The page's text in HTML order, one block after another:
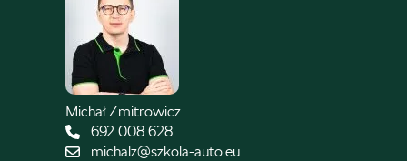
Michał Zmitrowicz
692 008 628
michalz@szkola-auto.eu